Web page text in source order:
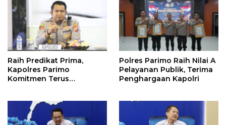
Raih Predikat Prima,
Kapolres Parimo
Komitmen Terus
Polres Parimo Raih Nilai A
Pelayanan Publik, Terima
Penghargaan Kapolri